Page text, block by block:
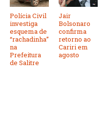
Polícia Civil
investiga
esquema de
“rachadinha”
na
Prefeitura
de Salitre
Jair
Bolsonaro
confirma
retorno ao
Cariri em
agosto